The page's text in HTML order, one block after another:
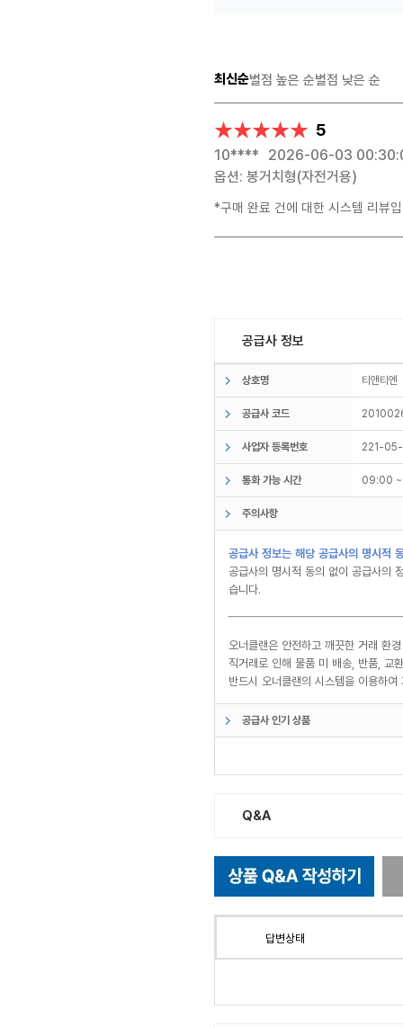
최신순별점 높은 순별점 낮은 순
★★★★★
★★★★★ 5
10**** 2026-06-03
옵션: 봉거치형(자전거용)
*구매 완료 건에 대한 시스템 리뷰
공급사 정보
상호명 티앤티
공급사 코드
사업자 등록번호 221-
통화 가능 시간 09:00
주의사항
공급사 정보는 해당 공급사의 명시적
공급사의 명시적 동의 없이 공급사의
습니다.
오너클랜은 안전하고 깨끗한 거래 환
직거래로 인해 물품 미 배송, 반품, 교
반드시 오너클랜의 시스템을 이용하
공급사 인기 상품
Q&A
답변상태